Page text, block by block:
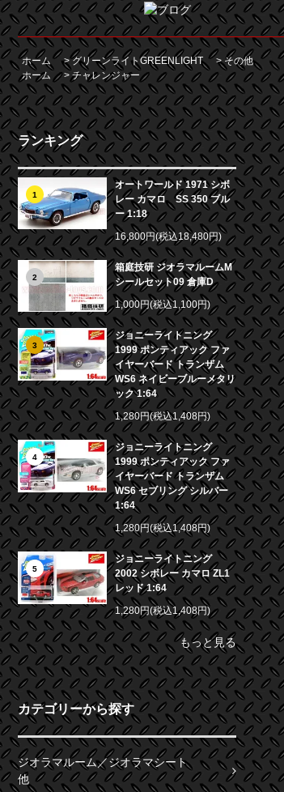
ホーム >グリーンライトGREENLIGHT >その他
ホーム
>チャレンジャー
ランキング
1
オートワールド 1971 シボ
レー カマロ SS 350 ブル
ー 1:18
16,800円(税込18,480円)
2
箱庭技研 ジオラマルームM
シールセット09 倉庫D
1,000円(税込1,100円)
3
ジョニーライトニング
1999 ポンティアック ファ
イヤーバード トランザム
WS6 ネイビーブルーメタリ
ック 1:64
1,280円(税込1,408円)
4
ジョニーライトニング
1999 ポンティアック ファ
イヤーバード トランザム
WS6 セブリング シルバー
1:64
1,280円(税込1,408円)
5
ジョニーライトニング
2002 シボレー カマロ ZL1
レッド 1:64
1,280円(税込1,408円)
もっと見る
カテゴリーから探す
ジオラマルーム／ジオラマシート
他